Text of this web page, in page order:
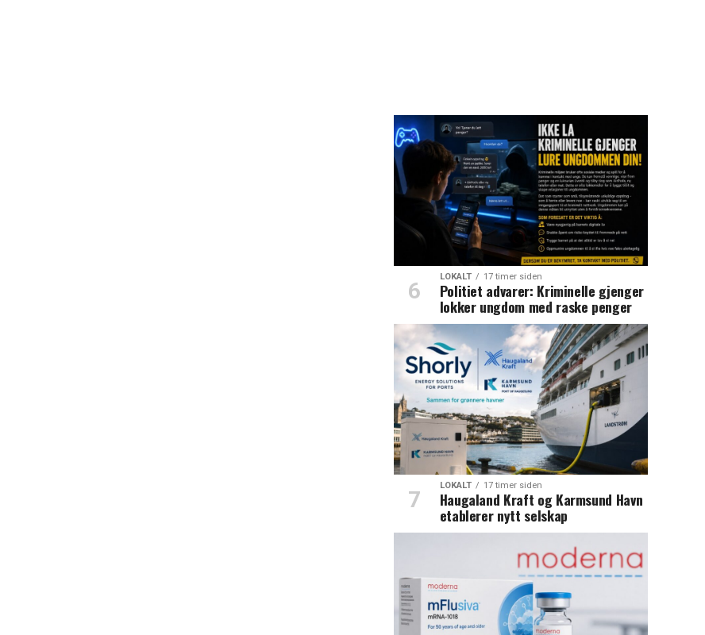
LOKALT 17 timer siden
Politiet advarer: Kriminelle gjenger
lokker ungdom med raske penger
LOKALT 17 timer siden
Haugaland Kraft og Karmsund Havn
etablerer nytt selskap